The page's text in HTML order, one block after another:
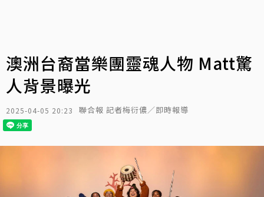
澳洲台裔當樂團靈魂人物 Matt驚
人背景曝光
2025-04-05 20:23 聯合報 記者梅衍儂／即時報導